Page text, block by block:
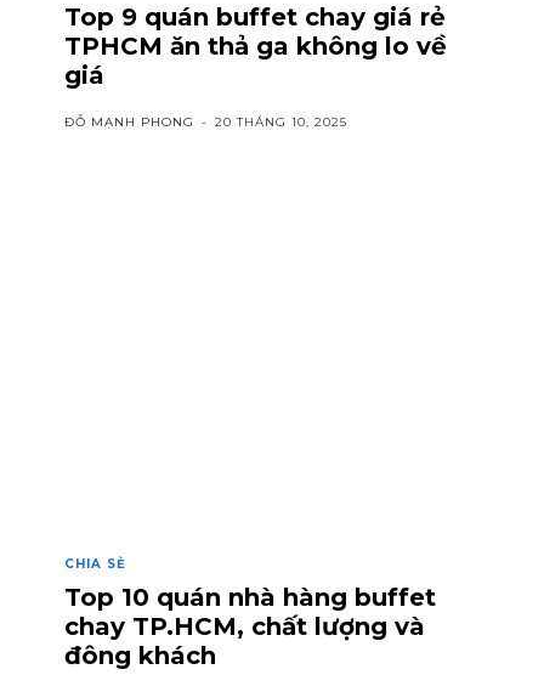
Top 9 quán buffet chay giá rẻ
TPHCM ăn thả ga không lo về
giá
ĐỖ MẠNH PHONG - 20 THÁNG 10, 2025
CHIA SẺ
Top 10 quán nhà hàng buffet
chay TP.HCM, chất lượng và
đông khách